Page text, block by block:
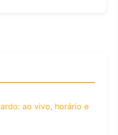
ao vivo, horário e